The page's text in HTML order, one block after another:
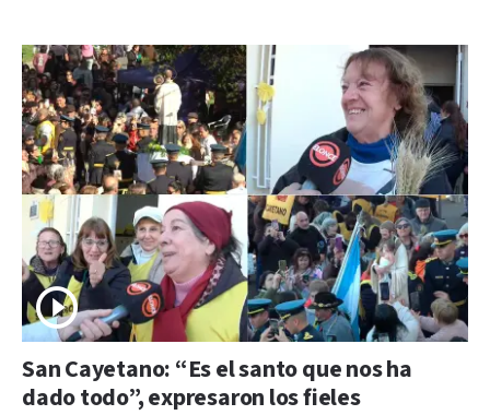
San Cayetano: “Es el santo que nos ha
dado todo”, expresaron los fieles